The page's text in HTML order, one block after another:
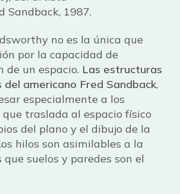
Sandback, 1987.
no es la única que
por la capacidad de
de un espacio. Las estructuras
del americano Fred Sandback,
especialmente a los
traslada al espacio físico
del plano y el dibujo de la
hilos son asimilables a la
suelos y paredes son el